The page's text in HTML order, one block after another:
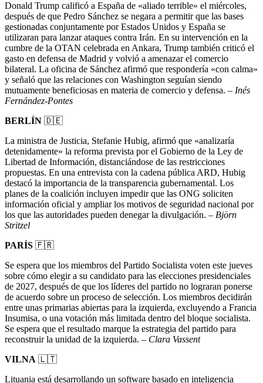
Donald Trump calificó a España de «aliado terrible» el miércoles,
después de que Pedro Sánchez se negara a permitir que las bases
gestionadas conjuntamente por Estados Unidos y España se
utilizaran para lanzar ataques contra Irán. En su intervención en la
cumbre de la OTAN celebrada en Ankara, Trump también criticó el
gasto en defensa de Madrid y volvió a amenazar el comercio
bilateral. La oficina de Sánchez afirmó que respondería «con calma»
y señaló que las relaciones con Washington seguían siendo
mutuamente beneficiosas en materia de comercio y defensa. – Inés
Fernández-Pontes
BERLÍN 🇩🇪
La ministra de Justicia, Stefanie Hubig, afirmó que «analizaría
detenidamente» la reforma prevista por el Gobierno de la Ley de
Libertad de Información, distanciándose de las restricciones
propuestas. En una entrevista con la cadena pública ARD, Hubig
destacó la importancia de la transparencia gubernamental. Los
planes de la coalición incluyen impedir que las ONG soliciten
información oficial y ampliar los motivos de seguridad nacional por
los que las autoridades pueden denegar la divulgación. – Björn
Stritzel
PARÍS 🇫🇷
Se espera que los miembros del Partido Socialista voten este jueves
sobre cómo elegir a su candidato para las elecciones presidenciales
de 2027, después de que los líderes del partido no lograran ponerse
de acuerdo sobre un proceso de selección. Los miembros decidirán
entre unas primarias abiertas para la izquierda, excluyendo a Francia
Insumisa, o una votación más limitada dentro del bloque socialista.
Se espera que el resultado marque la estrategia del partido para
reconstruir la unidad de la izquierda. – Clara Vassent
VILNA 🇱🇹
Lituania está desarrollando un software basado en inteligencia